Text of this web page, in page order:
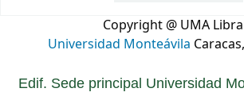
Copyright @ UMA
Universidad Monteávila
Edif. Sede principal Universidad